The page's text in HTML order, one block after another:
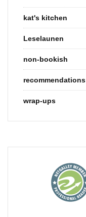
kat's kitchen
Leselaunen
non-bookish
recommendations
wrap-ups